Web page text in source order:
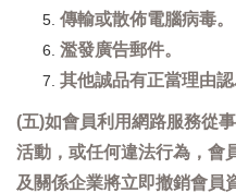
傳輸或散佈電腦病毒。
濫發廣告郵件。
其他誠品有正當理由認
(五)如會員利用網路服務從
活動，或任何違法行為，會
及關係企業將立即撤銷會員